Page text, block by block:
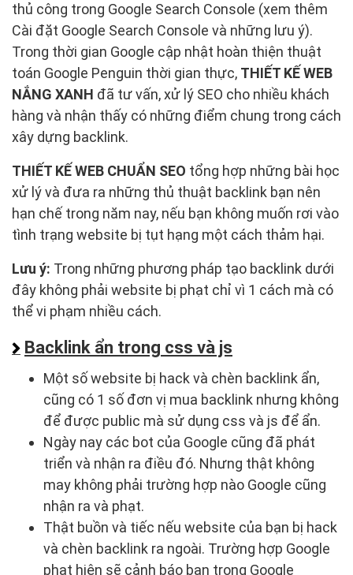
thủ công trong Google Search Console (xem thêm
Cài đặt Google Search Console và những lưu ý).
Trong thời gian Google cập nhật hoàn thiện thuật
toán Google Penguin thời gian thực, THIẾT KẾ WEB
NẮNG XANH đã tư vấn, xử lý SEO cho nhiều khách
hàng và nhận thấy có những điểm chung trong cách
xây dựng backlink.
THIẾT KẾ WEB CHUẨN SEO tổng hợp những bài học
xử lý và đưa ra những thủ thuật backlink bạn nên
hạn chế trong năm nay, nếu bạn không muốn rơi vào
tình trạng website bị tụt hạng một cách thảm hại.
Lưu ý: Trong những phương pháp tạo backlink dưới
đây không phải website bị phạt chỉ vì 1 cách mà có
thể vi phạm nhiều cách.
Backlink ẩn trong css và js
Một số website bị hack và chèn backlink ẩn,
cũng có 1 số đơn vị mua backlink nhưng không
để được public mà sử dụng css và js để ẩn.
Ngày nay các bot của Google cũng đã phát
triển và nhận ra điều đó. Nhưng thật không
may không phải trường hợp nào Google cũng
nhận ra và phạt.
Thật buồn và tiếc nếu website của bạn bị hack
và chèn backlink ra ngoài. Trường hợp Google
phạt hiện sẽ cảnh báo bạn trong Google